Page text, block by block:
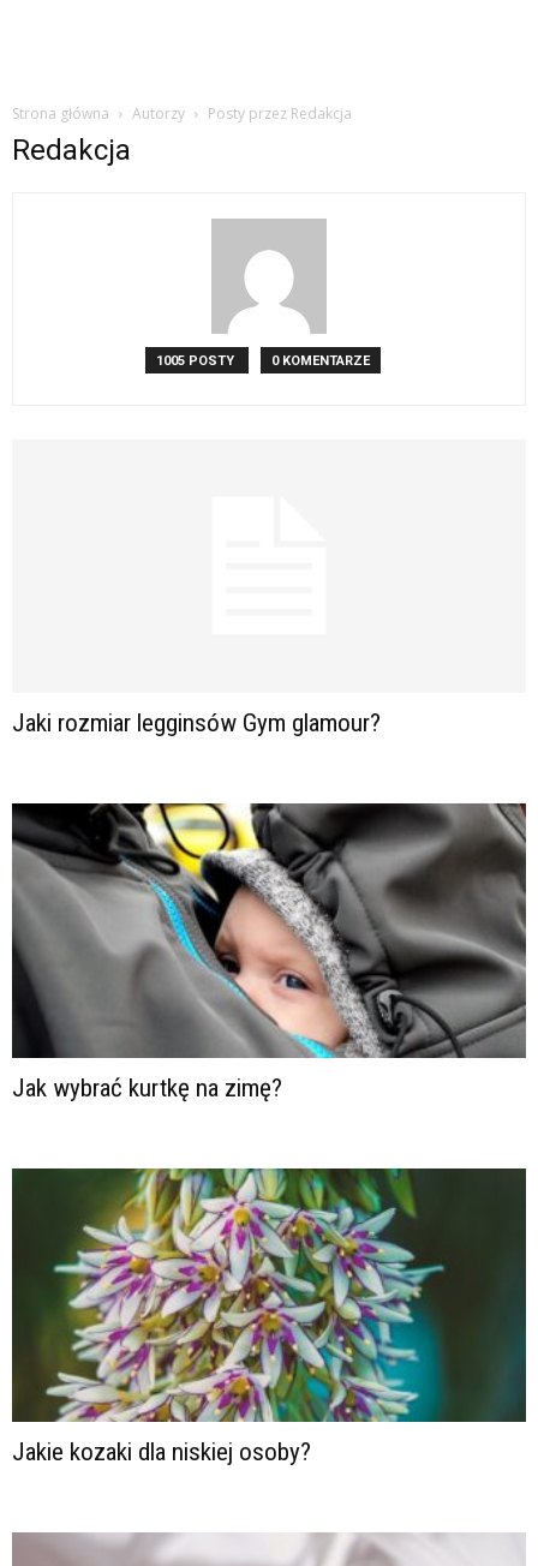
Strona główna Autorzy Posty przez Redakcja
Redakcja
1005 POSTY 0 KOMENTARZE
Jaki rozmiar legginsów Gym glamour?
Jak wybrać kurtkę na zimę?
Jakie kozaki dla niskiej osoby?